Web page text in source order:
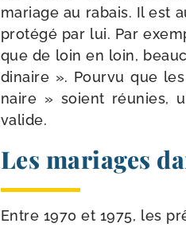
mariage au rabais. Il est
pro­té­gé par lui. Par
que de loin en loin,
di­naire ». Pourvu que
naire » soient réunies,
valide.
Les mariages
Entre 1970 et 1975, les